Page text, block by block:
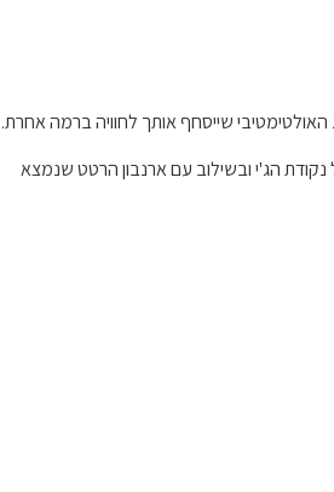
שייסחף אותך לחוויה ברמה אחרת.
נקודת הג'י ובשילוב עם ארנבון הרטט שנמצא